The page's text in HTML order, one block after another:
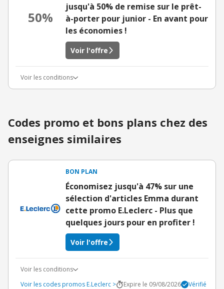
50%
jusqu'à 50% de remise sur le prêt-
à-porter pour junior - En avant pour
les économies !
Voir l'offre
Voir les conditions
Codes promo et bons plans chez des
enseignes similaires
BON PLAN
Économisez jusqu'à 47% sur une
sélection d'articles Emma durant
cette promo E.Leclerc - Plus que
quelques jours pour en profiter !
Voir l'offre
Voir les conditions
Voir les codes promos E.Leclerc >
Expire le 09/08/2026 Vérifié